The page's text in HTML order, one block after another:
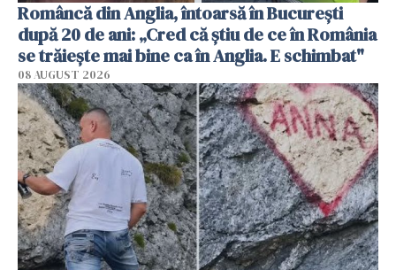
Româncă din Anglia, întoarsă în București
după 20 de ani: „Cred că știu de ce în România
se trăiește mai bine ca în Anglia. E schimbat"
08 AUGUST 2026